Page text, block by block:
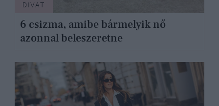
DIVAT
6 csizma, amibe bármelyik nő
azonnal beleszeretne